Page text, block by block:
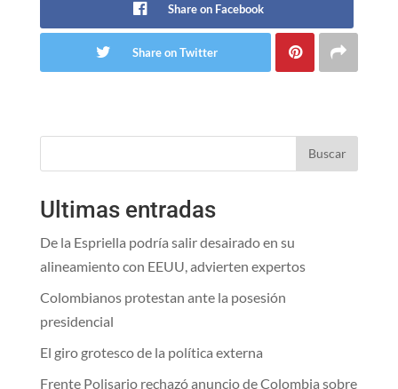
Share on Facebook
Share on Twitter
Buscar
Ultimas entradas
De la Espriella podría salir desairado en su
alineamiento con EEUU, advierten expertos
Colombianos protestan ante la posesión
presidencial
El giro grotesco de la política externa
Frente Polisario rechazó anuncio de Colombia sobre